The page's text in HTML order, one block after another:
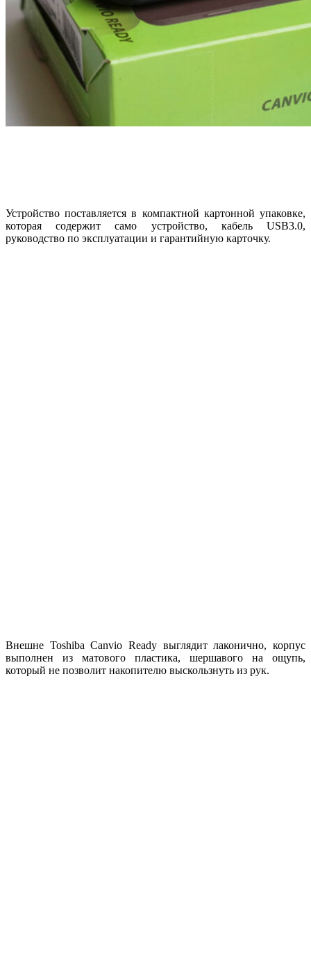
Устройство поставляется в компактной картонной упаковке,
которая содержит само устройство, кабель USB3.0,
руководство по эксплуатации и гарантийную карточку.
Внешне Toshiba Canvio Ready выглядит лаконично, корпус
выполнен из матового пластика, шершавого на ощупь,
который не позволит накопителю выскользнуть из рук.